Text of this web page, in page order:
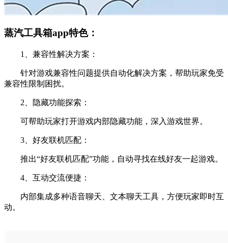
蒸汽工具箱app特色：
1、兼容性解决方案：
针对游戏兼容性问题提供自动化解决方案，帮助玩家免受
兼容性限制困扰。
2、隐藏功能探索：
可帮助玩家打开游戏内部隐藏功能，深入游戏世界。
3、好友联机匹配：
推出“好友联机匹配”功能，自动寻找在线好友一起游戏。
4、互动交流便捷：
内部集成多种语音聊天、文本聊天工具，方便玩家即时互
动。